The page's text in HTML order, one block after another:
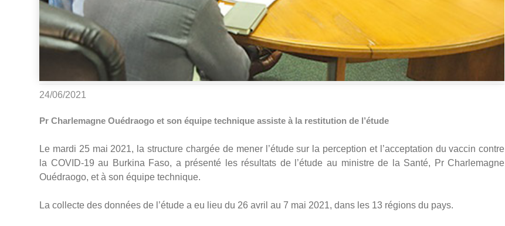
24/06/2021
Pr Charlemagne Ouédraogo et son équipe technique assiste à la restitution de l’étude
Le mardi 25 mai 2021, la structure chargée de mener l’étude sur la perception et l’acceptation du vaccin contre
la COVID-19 au Burkina Faso, a présenté les résultats de l’étude au ministre de la Santé, Pr Charlemagne
Ouédraogo, et à son équipe technique.
La collecte des données de l’étude a eu lieu du 26 avril au 7 mai 2021, dans les 13 régions du pays.